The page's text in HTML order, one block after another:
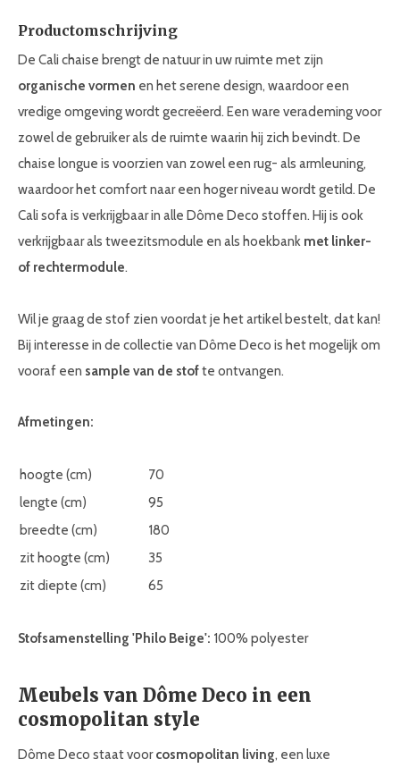
Productomschrijving
De Cali chaise brengt de natuur in uw ruimte met zijn
organische vormen en het serene design, waardoor een
vredige omgeving wordt gecreëerd. Een ware verademing voor
zowel de gebruiker als de ruimte waarin hij zich bevindt. De
chaise longue is voorzien van zowel een rug- als armleuning,
waardoor het comfort naar een hoger niveau wordt getild. De
Cali sofa is verkrijgbaar in alle Dôme Deco stoffen. Hij is ook
verkrijgbaar als tweezitsmodule en als hoekbank met linker-
of rechtermodule.
Wil je graag de stof zien voordat je het artikel bestelt, dat kan!
Bij interesse in de collectie van Dôme Deco is het mogelijk om
vooraf een sample van de stofte ontvangen.
Afmetingen:
hoogte (cm)
70
lengte (cm)
95
breedte (cm)
180
zit hoogte (cm)
35
zit diepte (cm)
65
Stofsamenstelling 'Philo Beige': 100% polyester
Meubels van Dôme Deco in een
cosmopolitan style
Dôme Deco staat voorcosmopolitan living, een luxe